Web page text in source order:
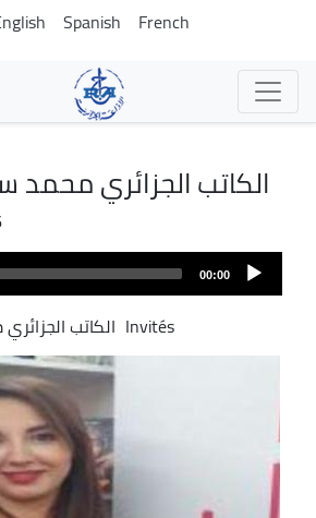
Skip
to
main
content
Spanish French
الكاتب الجزائري
00:00
Invités الكاتب